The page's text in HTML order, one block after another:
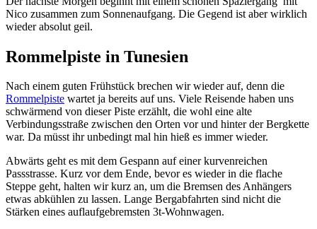
Nico zusammen zum Sonnenaufgang. Die Gegend ist aber wirklich
wieder absolut geil.
Rommelpiste in Tunesien
Nach einem guten Frühstück brechen wir wieder auf, denn die
Rommelpiste wartet ja bereits auf uns. Viele Reisende haben uns
schwärmend von dieser Piste erzählt, die wohl eine alte
Verbindungsstraße zwischen den Orten vor und hinter der Bergkette
war. Da müsst ihr unbedingt mal hin hieß es immer wieder.
Abwärts geht es mit dem Gespann auf einer kurvenreichen
Passstrasse. Kurz vor dem Ende, bevor es wieder in die flache
Steppe geht, halten wir kurz an, um die Bremsen des Anhängers
etwas abkühlen zu lassen. Lange Bergabfahrten sind nicht die
Stärken eines auflaufgebremsten 3t-Wohnwagen.